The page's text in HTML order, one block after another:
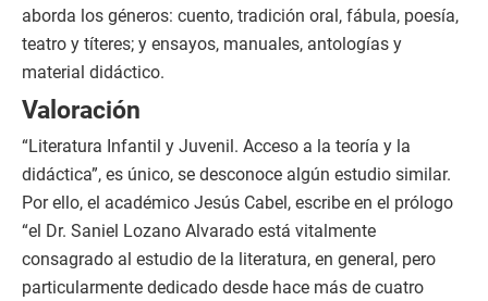
aborda los géneros: cuento, tradición oral, fábula, poesía,
teatro y títeres; y ensayos, manuales, antologías y
material didáctico.
Valoración
“Literatura Infantil y Juvenil. Acceso a la teoría y la
didáctica”, es único, se desconoce algún estudio similar.
Por ello, el académico Jesús Cabel, escribe en el prólogo
“el Dr. Saniel Lozano Alvarado está vitalmente
consagrado al estudio de la literatura, en general, pero
particularmente dedicado desde hace más de cuatro